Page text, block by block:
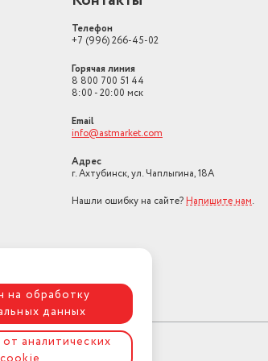
класс B
конструкции
ящик для посуды, подсветка
60
конфорок
4
экспресс-конфорка, газовая
поворотные
духовки, конфорок
Верхний + нижний нагрев
посуды
Телефон
+7 (996) 266-45-02
Горячая линия
8 800 700 51 44
8:00 - 20:00 мск
Email
info@astmarket.com
Адрес
г. Ахтубинск, ул. Чаплыгина, 18А
Нашли ошибку на сайте? Напишите нам.
на обработку
данных
аналитических